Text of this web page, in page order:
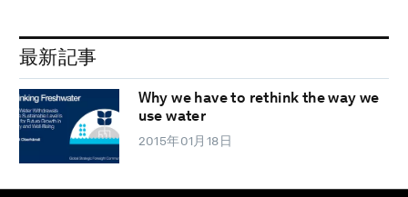
最新記事
Why we have to rethink the way we
use water
2015年01月18日